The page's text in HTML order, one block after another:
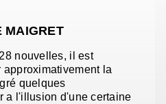
MAIGRET
nouvelles, il est
la
quelques
a l'illusion d'une certaine